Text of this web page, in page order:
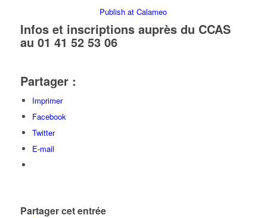
Publish at Calameo
Infos et inscriptions auprès du CCAS
au 01 41 52 53 06
Partager :
Imprimer
Facebook
Twitter
E-mail
Partager cet entrée